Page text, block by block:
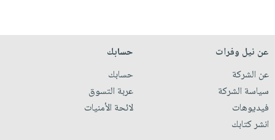
عن نيل وفرات
عن الشركة
سياسة الشركة
فيديوهات
انشر كتابك
حسابك
حسابك
عربة التسوق
لائحة الأمنيات